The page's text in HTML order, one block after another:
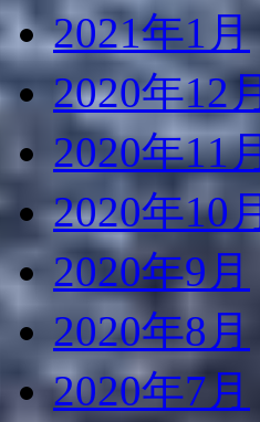
2021年1月
2020年12月
2020年11月
2020年10
2020年9月
2020年8月
2020年7月